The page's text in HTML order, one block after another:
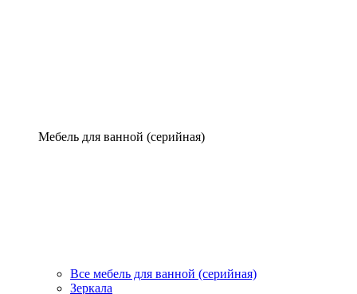
Мебель для ванной (серийная)
Все мебель для ванной (серийная)
Зеркала